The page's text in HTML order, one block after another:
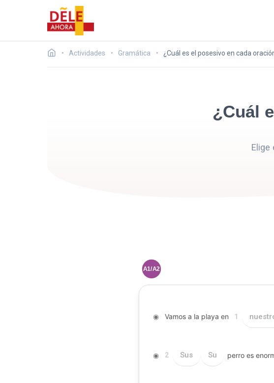
Actividades Gramática ¿Cuál es el posesivo en cada
¿Cuál
Elige
A1/A2
◉Vamos a la playa en 1
◉ 2 Sus Su perro es